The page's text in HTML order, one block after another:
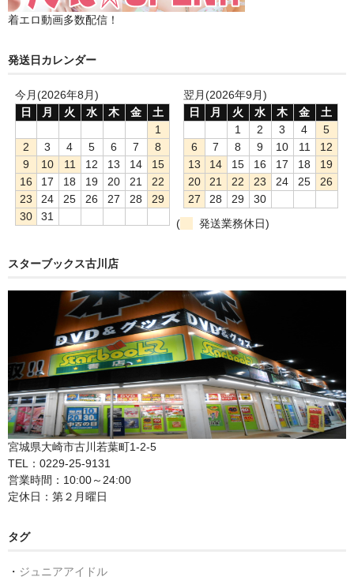
着エロ動画多数配信！
発送日カレンダー
今月(2026年8月)
日
月 火 水 木 金
土
1
2
3 4 5 6 7
8
9
10 11 12 13 14
15
16
17 18 19 20 21
22
23
24 25 26 27 28
29
30
31
翌月(2026年9月)
日
月 火 水 木 金
土
1
2 3 4
5
6
7 8 9 10 11
12
13
14 15 16 17 18
19
20
21 22 23 24 25
26
27
28 29
30
(
発送業務休日)
スターブックス古川店
宮城県大崎市古川若葉町1-2-5
TEL：0229-25-9131
営業時間：10:00～24:00
定休日：第２月曜日
タグ
・ ジュニアアイドル